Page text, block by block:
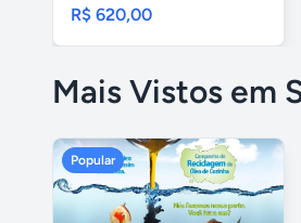
R$ 620,00
Mais Vistos em
Popular